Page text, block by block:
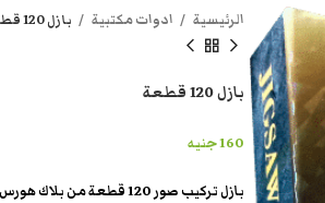
الرئيسية ادوات مكتبية بازل 120 قطعة
بازل 120 قطعة
160جنيه
بازل تركيب صور 120 قطعة من بلاك هورس